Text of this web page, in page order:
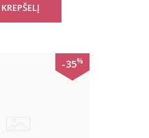
-35%